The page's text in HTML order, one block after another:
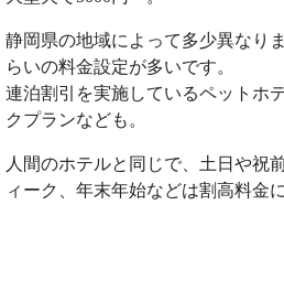
静岡県の地域によって多少異なり
らいの料金設定が多いです。
連泊割引を実施しているペットホ
クプランなども。
人間のホテルと同じで、土日や祝
ィーク、年末年始などは割高料金